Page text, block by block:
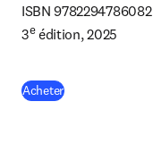
ISBN 9782294786082
3e édition, 2025
Acheter(